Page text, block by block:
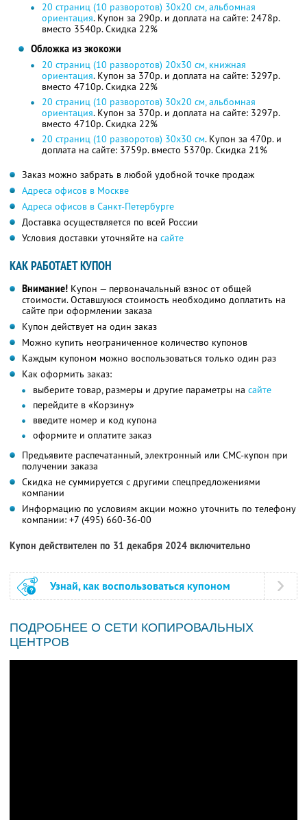
20 страниц (10 разворотов) 30х20 см, альбомная
ориентация. Купон за 290р. и доплата на сайте: 2478р.
вместо 3540р. Скидка 22%
Обложка из экокожи
20 страниц (10 разворотов) 20х30 см, книжная
ориентация. Купон за 370р. и доплата на сайте: 3297р.
вместо 4710р. Скидка 22%
20 страниц (10 разворотов) 30х20 см, альбомная
ориентация. Купон за 370р. и доплата на сайте: 3297р.
вместо 4710р. Скидка 22%
20 страниц (10 разворотов) 30х30 см. Купон за 470р. и
доплата на сайте: 3759р. вместо 5370р. Скидка 21%
Заказ можно забрать в любой удобной точке продаж
Адреса офисов в Москве
Адреса офисов в Санкт-Петербурге
Доставка осуществляется по всей России
Условия доставки уточняйте на сайте
КАК РАБОТАЕТ КУПОН
Внимание! Купон — первоначальный взнос от общей
стоимости. Оставшуюся стоимость необходимо доплатить на
сайте при оформлении заказа
Купон действует на один заказ
Можно купить неограниченное количество купонов
Каждым купоном можно воспользоваться только один раз
Как оформить заказ:
выберите товар, размеры и другие параметры на сайте
перейдите в «Корзину»
введите номер и код купона
оформите и оплатите заказ
Предъявите распечатанный, электронный или СМС-купон при
получении заказа
Скидка не суммируется с другими спецпредложениями
компании
Информацию по условиям акции можно уточнить по телефону
компании: +7 (495) 660-36-00
Купон действителен по 31 декабря 2024 включительно
Узнай, как воспользоваться купоном
ПОДРОБНЕЕ О СЕТИ КОПИРОВАЛЬНЫХ
ЦЕНТРОВ